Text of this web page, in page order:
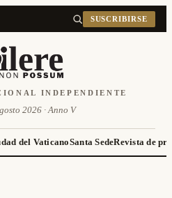
SUSCRIBIRSE
INDEPENDIENTE
2026 · Anno V
del VaticanoSanta SedeRevista de